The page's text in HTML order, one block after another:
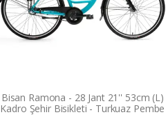
Bisan Ramona - 28 Jant 21'' 53cm (L)
Kadro Şehir Bisikleti - Turkuaz Pembe